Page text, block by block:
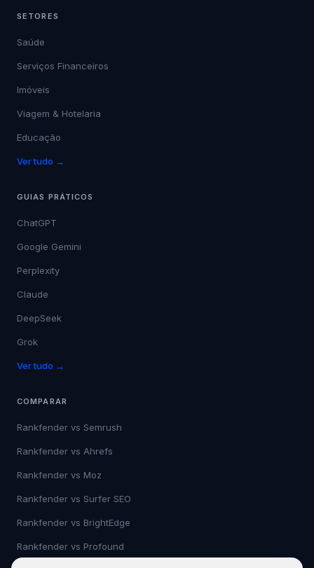
SETORES
Saúde
Serviços Financeiros
Imóveis
Viagem & Hotelaria
Educação
Ver tudo →
GUIAS PRÁTICOS
ChatGPT
Google Gemini
Perplexity
Claude
DeepSeek
Grok
Ver tudo →
COMPARAR
Rankfender vs Semrush
Rankfender vs Ahrefs
Rankfender vs Moz
Rankfender vs Surfer SEO
Rankfender vs BrightEdge
Rankfender vs Profound